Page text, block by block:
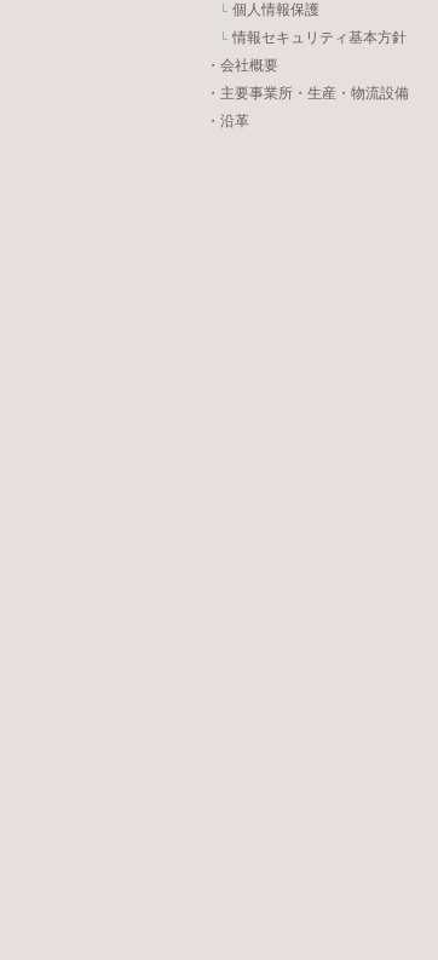
個人情報保護
情報セキュリティ基本方針
・会社概要
・主要事業所・生産・物流設備
・沿革